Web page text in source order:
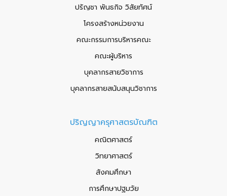
ปรัญชา พันธกิจ วิสัยทัศน์
โครงสร้างหน่วยงาน
คณะกรรมการบริหารคณะ
คณะผู้บริหาร
บุคลากรสายวิชาการ
บุคลากรสายสนับสนุนวิชาการ
ปริญญาครุศาสตรบัณฑิต
คณิตศาสตร์
วิทยาศาสตร์
สังคมศึกษา
การศึกษาปฐมวัย